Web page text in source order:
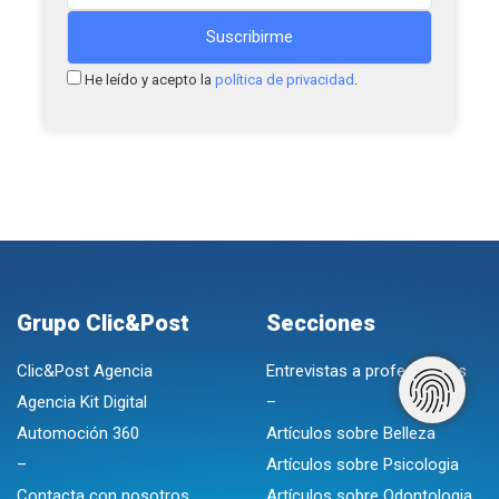
He leído y acepto la política de privacidad
Grupo Clic&Post
Clic&Post Agencia
Agencia Kit Digital
Automoción 360
–
Secciones
Entrevistas a profesionales
–
Artículos sobre Belleza
Artículos sobre Psicologia